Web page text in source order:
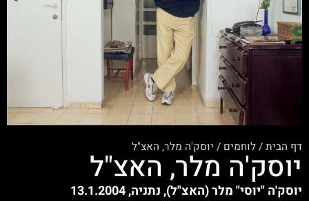
דף הבית/לוחמים / יוסק'ה מלר, האצ"ל
יוסק'ה מלר, האצ"ל
יוסק'ה "יוסי" מלר (האצ"ל), נתניה, 13.1.2004